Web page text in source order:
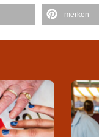
merken